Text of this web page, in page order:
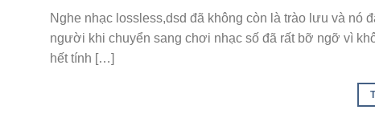
Nghe nhạc lossless,dsd đã không còn là trào lưu và nó
người khi chuyển sang chơi nhạc số đã rất bỡ ngỡ vì
hết tính […]